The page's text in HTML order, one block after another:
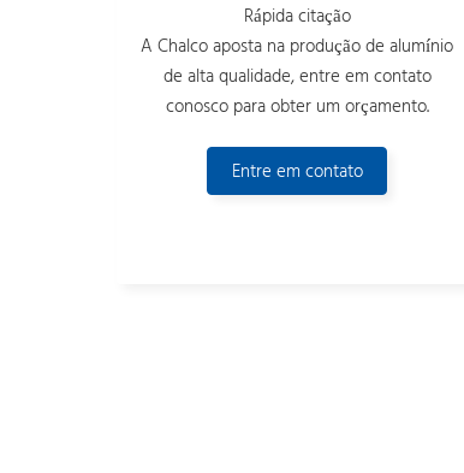
Rápida citação
A Chalco aposta na produção de alumínio
de alta qualidade, entre em contato
conosco para obter um orçamento.
Entre em contato